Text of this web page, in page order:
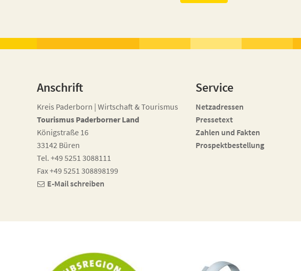
Anschrift
Kreis Paderborn | Wirtschaft & Tourismus
Tourismus Paderborner Land
Königstraße 16
33142 Büren
Tel. +49 5251 3088111
Fax +49 5251 308898199
E-Mail schreiben
Service
Netzadressen
Pressetext
Zahlen und Fakten
Prospektbestellung